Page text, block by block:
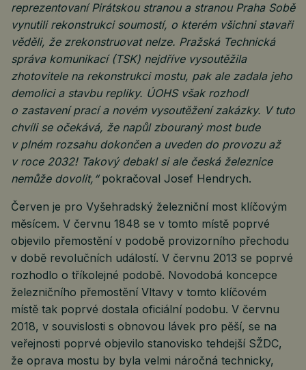
reprezentovaní Pirátskou stranou a stranou Praha Sobě
vynutili rekonstrukci soumostí, o kterém všichni stavaři
věděli, že zrekonstruovat nelze. Pražská Technická
správa komunikací (TSK) nejdříve vysoutěžila
zhotovitele na rekonstrukci mostu, pak ale zadala jeho
demolici a stavbu repliky. ÚOHS však rozhodl
o zastavení prací a novém vysoutěžení zakázky. V tuto
chvíli se očekává, že napůl zbouraný most bude
v plném rozsahu dokončen a uveden do provozu až
v roce 2032! Takový debakl si ale česká železnice
nemůže dovolit,“ pokračoval Josef Hendrych.
Červen je pro Vyšehradský železniční most klíčovým
měsícem. V červnu 1848 se v tomto místě poprvé
objevilo přemostění v podobě provizorního přechodu
v době revolučních událostí. V červnu 2013 se poprvé
rozhodlo o tříkolejné podobě. Novodobá koncepce
železničního přemostění Vltavy v tomto klíčovém
místě tak poprvé dostala oficiální podobu. V červnu
2018, v souvislosti s obnovou lávek pro pěší, se na
veřejnosti poprvé objevilo stanovisko tehdejší SŽDC,
že oprava mostu by byla velmi náročná technicky,